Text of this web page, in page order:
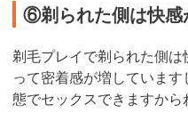
⑥剃られた側は快感
剃毛プレイで剃られた側
って密着感が増していま
態でセックスできますから